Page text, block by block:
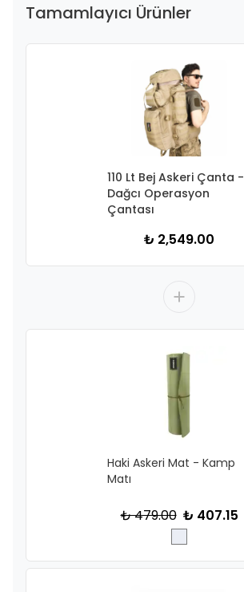
Tamamlayıcı Ürünler
110 Lt Bej Askeri Çanta -
Dağcı Operasyon
Çantası
₺ 2,549.00
Haki Askeri Mat - Kamp
Matı
₺ 479.00 ₺ 407.15